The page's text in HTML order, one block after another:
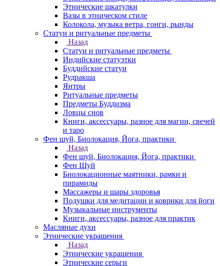
Этнические шкатулки
Вазы в этническом стиле
Колокола, музыка ветра, гонги, рынды
Статуи и ритуальные предметы
Назад
Статуи и ритуальные предметы
Индийские статуэтки
Буддийские статуи
Рудракша
Янтры
Ритуальные предметы
Предметы Буддизма
Ловцы снов
Книги, аксессуары, разное для магии, свечей
и таро
Фен шуй, Биолокация, Йога, практики
Назад
Фен шуй, Биолокация, Йога, практики
Фен Шуй
Биолокационные маятники, рамки и
пирамиды
Массажеры и шары здоровья
Подушки для медитации и коврики для йоги
Музыкальные инструменты
Книги, аксессуары, разное для практик
Масляные духи
Этнические украшения
Назад
Этнические украшения
Этнические серьги